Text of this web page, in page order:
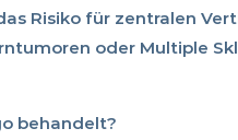
Risiko für zentralen
oder Multiple
behandelt?